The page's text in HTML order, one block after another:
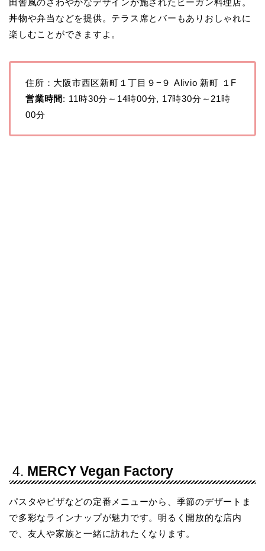
田舎風のさわやかなデザインが施されたビーガン料理店。
丼物や弁当などを提供。テラス席とバーもありおしゃれに
楽しむことができますよ。
住所：大阪市西区新町１丁目９−９ Alivio 新町 １F
営業時間 : 11時30分～14時00分, 17時30分～21時
00分
4. MERCY Vegan Factory
パスタやピザなどの定番メニューから、季節のデザートま
で多彩なラインナップが魅力です。明るく開放的な店内
で、友人や家族と一緒に訪れたくなります。